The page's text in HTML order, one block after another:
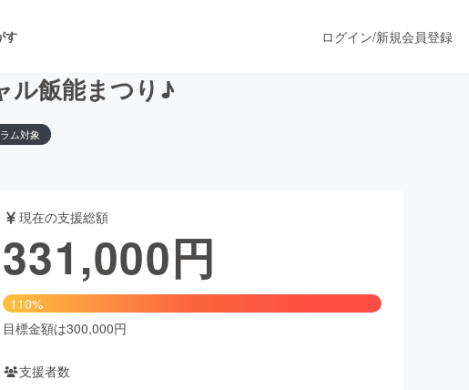
す
マンス
ファッション
ヘルスケア
ログイン/新規会員登録
ル飯能まつり♪
ム対象
現在の支援総額
331,000円
110%
目標金額は300,000円
支援者数